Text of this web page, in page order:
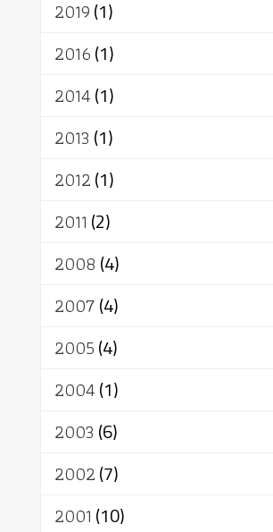
2019(1)
2016(1)
2014(1)
2013 (1)
2012(1)
2011 (2)
2008 (4)
2007(4)
2005(4)
2004(1)
2003 (6)
2002(7)
2001 (10)